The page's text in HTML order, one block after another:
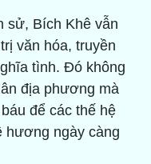
sử, Bích Khê vẫn
văn hóa, truyền
tình. Đó không
địa phương mà
để các thế hệ
hương ngày càng